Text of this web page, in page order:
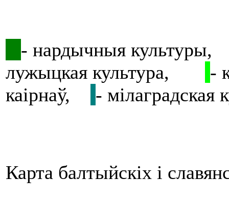
- нардычныя
лужыцкая культура,
-
каірнаў,
-
Карта балтыйскіх і